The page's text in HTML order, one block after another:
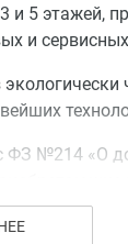
и 5 этажей,
и
ФЗ №214 «О
долевого